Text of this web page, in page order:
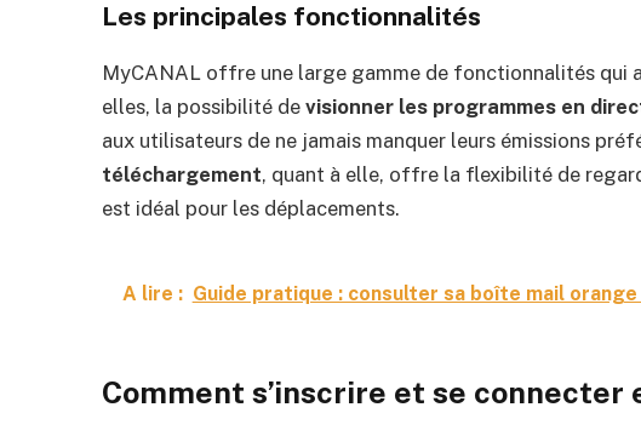
Les principales fonctionnalités
MyCANAL offre une large gamme de fonctionnalités qui
elles, la possibilité devisionner les programmes en
aux utilisateurs de ne jamais manquer leurs émissions
téléchargement, quant à elle, offre la flexibilité de
est idéal pour les déplacements.
A lire : Guide pratique : consulter sa boîte mail
Comment s’inscrire et se